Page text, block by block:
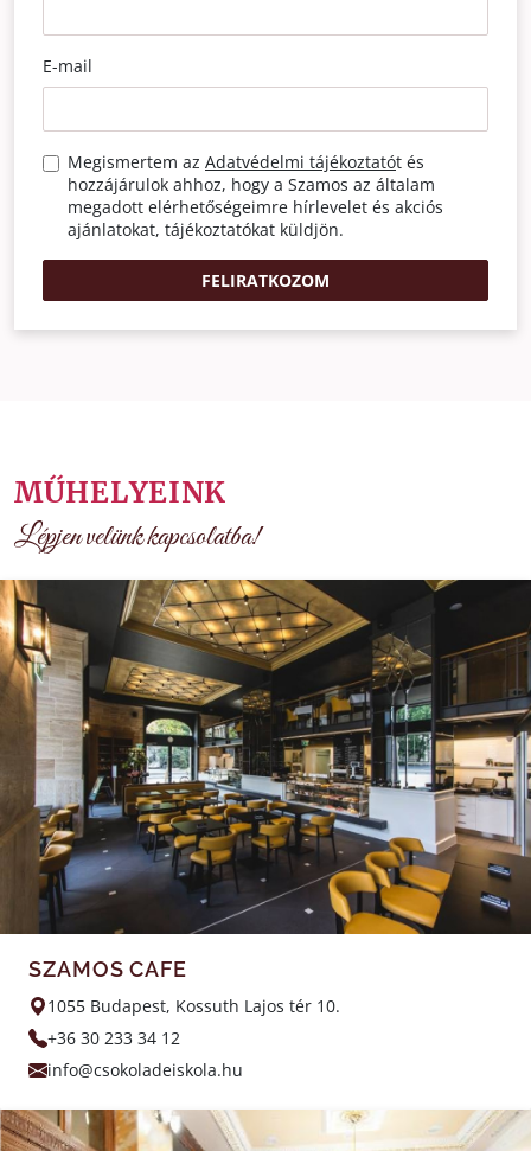
E-mail
Megismertem az Adatvédelmi tájékoztatót és
hozzájárulok ahhoz, hogy a Szamos az általam
megadott elérhetőségeimre hírlevelet és akciós
ajánlatokat, tájékoztatókat küldjön.
FELIRATKOZOM
MŰHELYEINK
Lépjen velünk kapcsolatba!
SZAMOS CAFE
1055 Budapest, Kossuth Lajos tér 10.
+36 30 233 34 12
info@csokoladeiskola.hu